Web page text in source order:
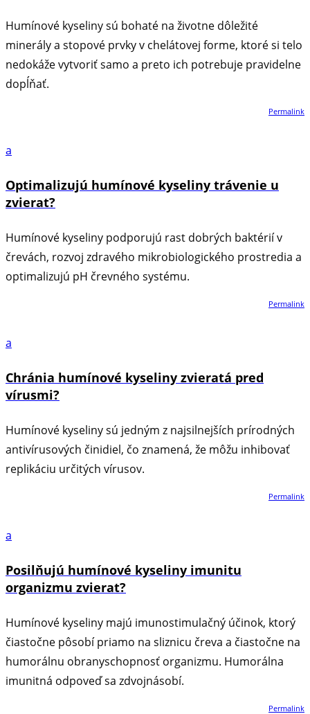
Humínové kyseliny sú bohaté na životne dôležité
minerály a stopové prvky v chelátovej forme, ktoré si telo
nedokáže vytvoriť samo a preto ich potrebuje pravidelne
dopĺňať.
Permalink
a
Optimalizujú humínové kyseliny trávenie u
zvierat?
Humínové kyseliny podporujú rast dobrých baktérií v
črevách, rozvoj zdravého mikrobiologického prostredia a
optimalizujú pH črevného systému.
Permalink
a
Chránia humínové kyseliny zvieratá pred
vírusmi?
Humínové kyseliny sú jedným z najsilnejších prírodných
antivírusových činidiel, čo znamená, že môžu inhibovať
replikáciu určitých vírusov.
Permalink
a
Posilňujú humínové kyseliny imunitu
organizmu zvierat?
Humínové kyseliny majú imunostimulačný účinok, ktorý
čiastočne pôsobí priamo na sliznicu čreva a čiastočne na
humorálnu obranyschopnosť organizmu. Humorálna
imunitná odpoveď sa zdvojnásobí.
Permalink